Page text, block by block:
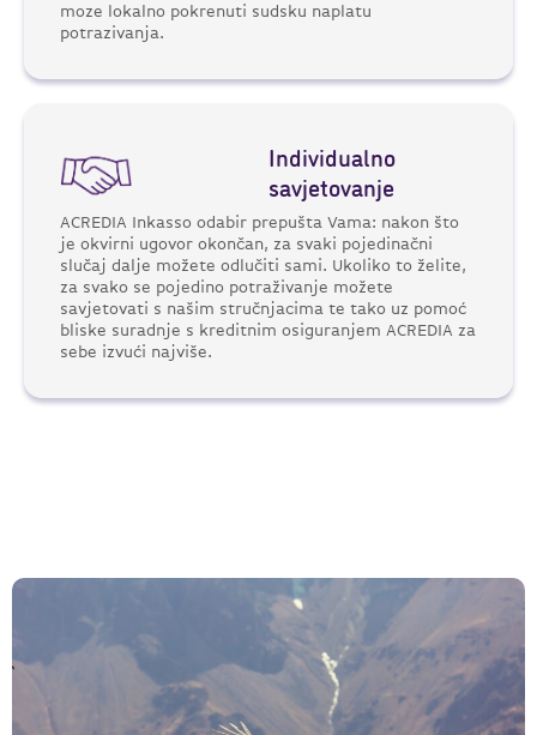
moze lokalno pokrenuti sudsku naplatu
potrazivanja.
Individualno
savjetovanje
ACREDIA Inkasso odabir prepušta Vama: nakon što
je okvirni ugovor okončan, za svaki pojedinačni
slučaj dalje možete odlučiti sami. Ukoliko to želite,
za svako se pojedino potraživanje možete
savjetovati s našim stručnjacima te tako uz pomoć
bliske suradnje s kreditnim osiguranjem ACREDIA za
sebe izvući najviše.